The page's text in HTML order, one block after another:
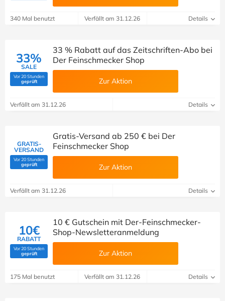
340 Mal benutzt Verfällt am 31.12.26 Details
33%
SALE
Vor 20 Stunden
geprüft(Von Savoo geprüft)
33 % Rabatt auf das Zeitschriften-Abo bei
Der Feinschmecker Shop
Zur Aktion
Verfällt am 31.12.26 Details
GRATIS-
VERSAND
Vor 20 Stunden
geprüft(Von Savoo geprüft)
Gratis-Versand ab 250 € bei Der
Feinschmecker Shop
Zur Aktion
Verfällt am 31.12.26 Details
10€
RABATT
Vor 20 Stunden
geprüft(Von Savoo geprüft)
10 € Gutschein mit Der-Feinschmecker-
Shop-Newsletteranmeldung
Zur Aktion
175 Mal benutzt Verfällt am 31.12.26 Details